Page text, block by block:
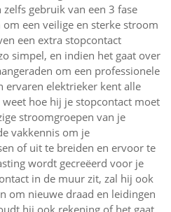
gebruik van een 3 fase
een veilige en sterke stroom
een extra stopcontact
simpel, en indien het gaat over
om een professionele
ervaren elektrieker kent alle
hoe hij je stopcontact moet
stroomgroepen van je
vakkennis om je
of uit te breiden en ervoor te
wordt gecreëerd voor je
in de muur zit, zal hij ook
om nieuwe draad en leidingen
hij ook rekening of het gaat